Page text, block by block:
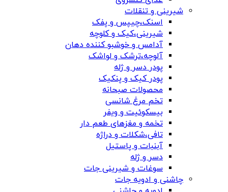
شیرینی و تنقلات
اسنک،چیپس و پفک
شیرینی،کیک و کلوچه
آدامس و خوشبو کننده دهان
آلوچه،ترشک و لواشک
پودر دسر و ژله
پودر کیک و پنکیک
محصولات صبحانه
تخم مرغ شانسی
بیسکوئیت و ویفر
تخمه و مغزهای طعم دار
تافی،شکلات و دراژه
آبنبات و پاستیل
دسر و ژله
سوغات و شیرینی جات
چاشنی و ادویه جات